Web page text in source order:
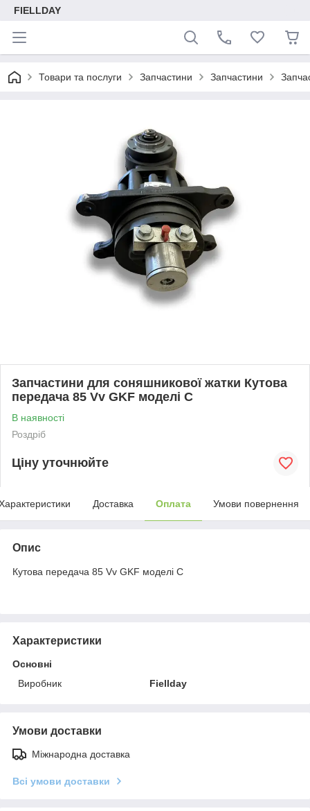
FIELLDAY
Товари та послуги Запчастини Запчастини
Запчастини для соняшникової жатки Кутова
передача 85 Vv GKF моделі С
В наявності
Роздріб
Ціну уточнюйте
Доставка Оплата Умови повернення
Опис
Кутова передача 85 Vv GKF моделі С
Характеристики
Основні
Виробник
Fiellday
Умови доставки
Міжнародна доставка
Всі умови доставки